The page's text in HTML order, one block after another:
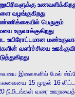
வழங்குகிறது
பெருகும்
உருவாக்குகிறது
உயிரோட்டமான மண்
வளர்ச்சியை
இலைகளில் மேல்
கலவையை 15 முதல் 16
நிமிடங்கள் வரை